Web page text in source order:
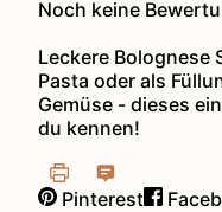
Noch keine
Leckere Bolognese
Pasta oder als
Gemüse - dieses
du kennen!
Pinterest